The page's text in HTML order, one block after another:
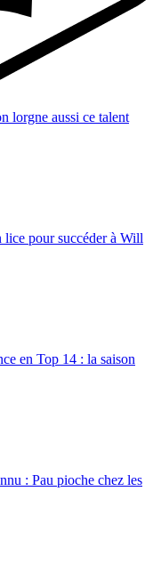
lorgne aussi ce talent
lice pour succéder à Will
en Top 14 : la saison
: Pau pioche chez les